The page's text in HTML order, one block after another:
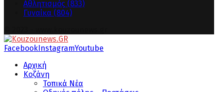
Αθλητισμός (833)
Γυναίκα (804)
Facebook InstagramYoutube
Αρχική
Κοζάνη
Τοπικά Νέα